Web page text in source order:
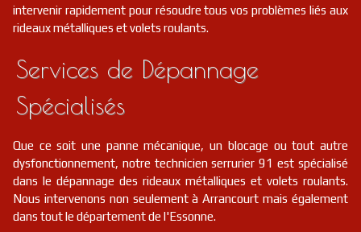
intervenir rapidement pour résoudre tous vos problèmes liés aux
rideaux métalliques et volets roulants.
Services de Dépannage
Spécialisés
Que ce soit une panne mécanique, un blocage ou tout autre
dysfonctionnement, notre technicien serrurier 91 est spécialisé
dans le dépannage des rideaux métalliques et volets roulants.
Nous intervenons non seulement à Arrancourt mais également
dans tout le département de l'Essonne.